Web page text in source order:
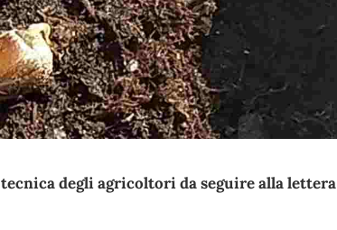
degli agricoltori da seguire alla lettera